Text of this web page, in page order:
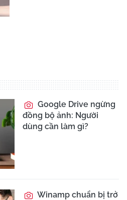
Google Drive ngừng
đồng bộ ảnh: Người
dùng cần làm gì?
Winamp chuẩn bị trở